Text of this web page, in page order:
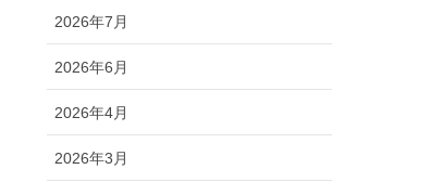
2026年7月
2026年6月
2026年4月
2026年3月